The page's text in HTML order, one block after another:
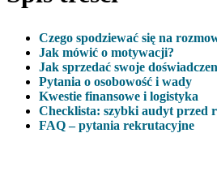
Czego spodziewać się na
Jak mówić o motywacji?
Jak sprzedać swoje
Pytania o osobowość i wady
Kwestie finansowe i logistyka
Checklista: szybki audyt przed
FAQ – pytania rekrutacyjne